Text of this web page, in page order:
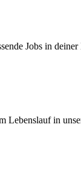
Jobs in deiner
Lebenslauf in